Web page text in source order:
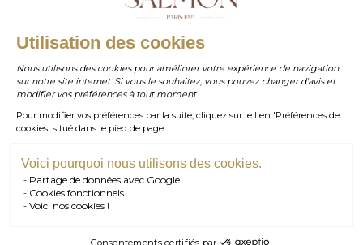
Utilisation des cookies
Nous utilisons des cookies pour améliorer votre expérience de navigation
sur notre site internet. Si vous le souhaitez, vous pouvez changer d'avis et
modifier vos préférences à tout moment.
Pour modifier vos préférences par la suite, cliquez sur le lien 'Préférences de
cookies' situé dans le pied de page.
Voici pourquoi nous utilisons des cookies.
Partage de données avec Google
Cookies fonctionnels
Voici nos cookies !
Consentements certifiés par
WHATSAPP
E-MAIL contact@salmonparis.com
TÉL PARIS
RDV SHOWROOM
RDV TÉLÉPHONIQUE